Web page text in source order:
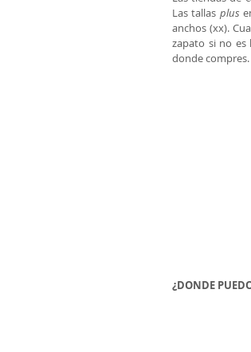
Las tallas plus
anchos (xx).
zapato si no es
donde compres.
¿DONDE